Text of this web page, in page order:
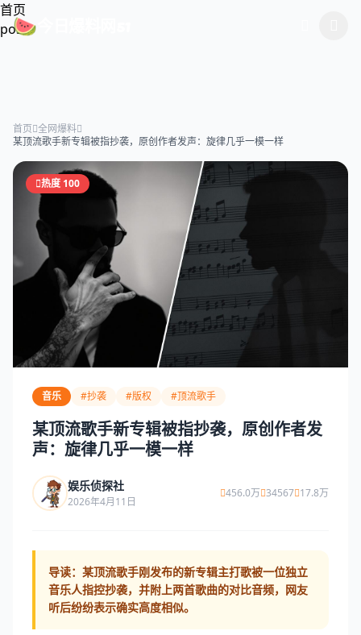
跳过导航
首页
post
🍉
首页 全网爆料
某顶流歌手新专辑被指抄袭，原创作者发声：旋律几乎一模一样
热度 100
音乐 #抄袭 #版权 #顶流歌手
某顶流歌手新专辑被指抄袭，原创作者发
声：旋律几乎一模一样
娱乐侦探社
2026年4月11日
456.0万 34567 17.8万
导读： 某顶流歌手刚发布的新专辑主打歌被一位独立
音乐人指控抄袭，并附上两首歌曲的对比音频，网友
听后纷纷表示确实高度相似。